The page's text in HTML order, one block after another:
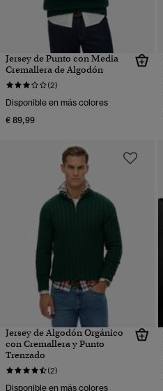
Jersey de Punto con Media
Cremallera de Algodón
(2)
Disponible en más colores
€ 89,99
Jersey de Algodón Orgánico
con Cremallera y Punto
Trenzado
(2)
Disponible en más colores